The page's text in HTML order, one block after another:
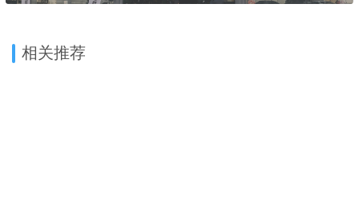
相关推荐